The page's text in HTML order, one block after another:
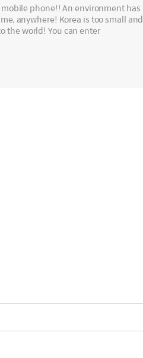
phone!! An environment has
anywhere! Korea is too small and
the world! You can enter